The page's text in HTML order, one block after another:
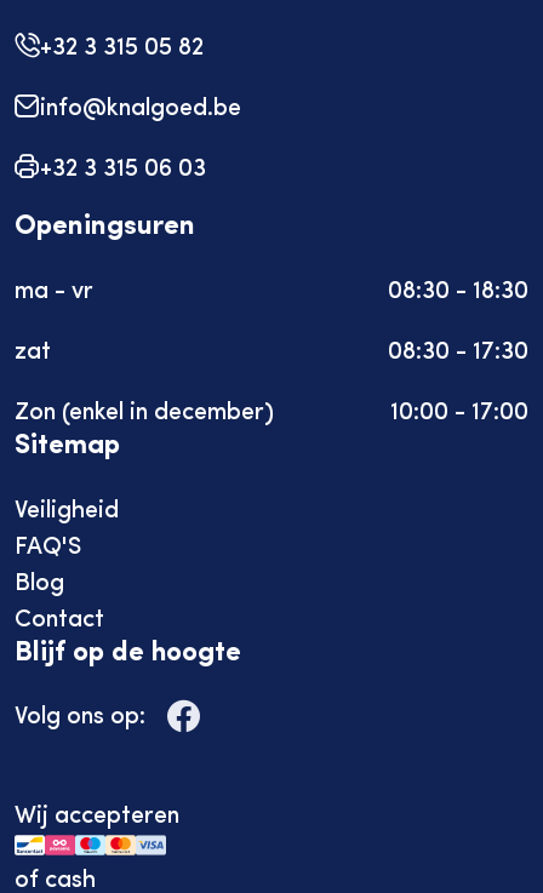
+32 3 315 05 82
info@knalgoed.be
+32 3 315 06 03
Openingsuren
ma - vr
08:30 - 18:30
zat
08:30 - 17:30
Zon (enkel in december)
10:00 - 17:00
Sitemap
Veiligheid
FAQ'S
Blog
Contact
Blijf op de hoogte
Volg ons op:
Wij accepteren
of cash